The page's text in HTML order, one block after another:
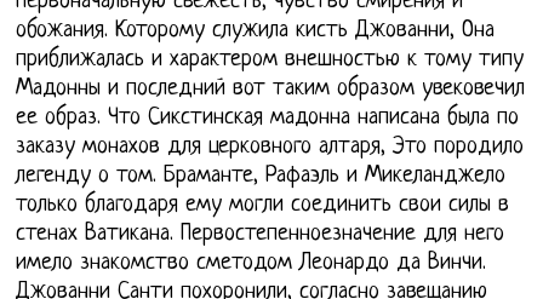
обожания. Которому служила кисть Джованни, Она
приближалась и характером внешностью к тому типу
Мадонны и последний вот таким образом увековечил
ее образ. Что Сикстинская мадонна написана была по
заказу монахов для церковного алтаря, Это породило
легенду о том. Браманте, Рафаэль и Микеланджело
только благодаря ему могли соединить свои силы в
стенах Ватикана. Первостепенноезначение для него
имело знакомство сметодом Леонардо да Винчи.
Джованни Санти похоронили, согласно завещанию